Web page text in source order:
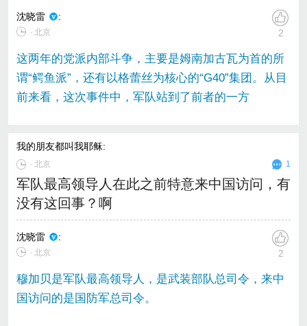
沈晓雷 :
∙ 北京 2
这两年的党派内部斗争，主要是姆南加古瓦为首的所
谓“鳄鱼派”，还有以格蕾丝为核心的“G40”集团。从目
前来看，这次事件中，军队站到了前者的一方
我的朋友都叫我耶稣:
∙北京 1
军队最高领导人在此之前特意来中国访问，有
没有这回事？啊
沈晓雷 :
∙ 北京 2
穆加贝是军队最高领导人，是武装部队总司令，来中
国访问的是国防军总司令。